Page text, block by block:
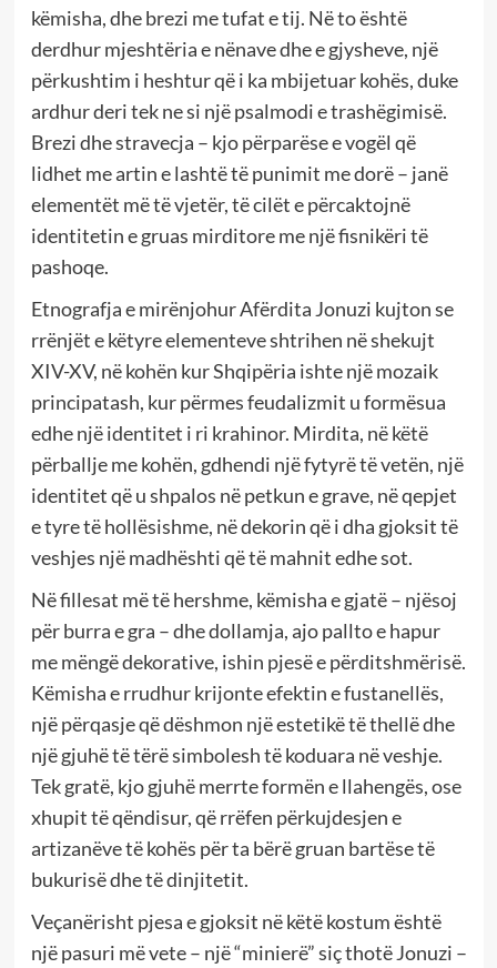
këmisha, dhe brezi me tufat e tij. Në to është
derdhur mjeshtëria e nënave dhe e gjysheve, një
përkushtim i heshtur që i ka mbijetuar kohës, duke
ardhur deri tek ne si një psalmodi e trashëgimisë.
Brezi dhe stravecja – kjo përparëse e vogël që
lidhet me artin e lashtë të punimit me dorë – janë
elementët më të vjetër, të cilët e përcaktojnë
identitetin e gruas mirditore me një fisnikëri të
pashoqe.
Etnografja e mirënjohur Afërdita Jonuzi kujton se
rrënjët e këtyre elementeve shtrihen në shekujt
XIV-XV, në kohën kur Shqipëria ishte një mozaik
principatash, kur përmes feudalizmit u formësua
edhe një identitet i ri krahinor. Mirdita, në këtë
përballje me kohën, gdhendi një fytyrë të vetën, një
identitet që u shpalos në petkun e grave, në qepjet
e tyre të hollësishme, në dekorin që i dha gjoksit të
veshjes një madhështi që të mahnit edhe sot.
Në fillesat më të hershme, këmisha e gjatë – njësoj
për burra e gra – dhe dollamja, ajo pallto e hapur
me mëngë dekorative, ishin pjesë e përditshmërisë.
Këmisha e rrudhur krijonte efektin e fustanellës,
një përqasje që dëshmon një estetikë të thellë dhe
një gjuhë të tërë simbolesh të koduara në veshje.
Tek gratë, kjo gjuhë merrte formën e llahengës, ose
xhupit të qëndisur, që rrëfen përkujdesjen e
artizanëve të kohës për ta bërë gruan bartëse të
bukurisë dhe të dinjitetit.
Veçanërisht pjesa e gjoksit në këtë kostum është
një pasuri më vete – një “minierë” siç thotë Jonuzi –